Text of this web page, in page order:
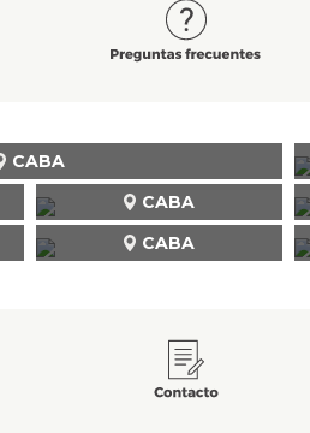
CABA
CABA
CABA